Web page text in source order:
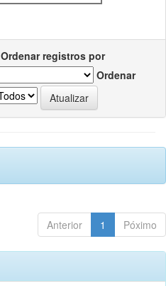
Ordenar registros por
Ordenar
Anterior 1 Póximo